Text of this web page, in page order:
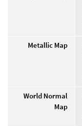
Metallic Map
World Normal
Map